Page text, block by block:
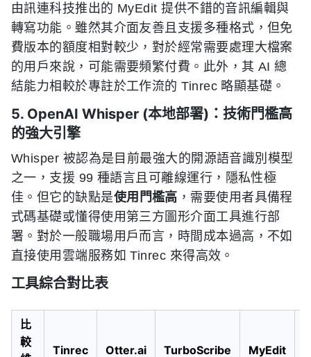
由訊連科技推出的 MyEdit 提供不錯的音訊編輯與
轉寫功能。雖然其介面友善且支援多種格式，但免
費版本的額度相對較少，對於經常需要處理大檔案
的用戶來說，可能需要頻繁付費。此外，其 AI 總
結能力相較於專註於工作流的 Tinrec 略顯基礎。
5. OpenAI Whisper (本地部署)：技術門檻高
的強大引擎
Whisper 被認為是目前最強大的開源語音識別模型
之一，支援 99 種語言且可離線運行，隱私性極
佳。但它的缺點是使用門檻高 ，需要使用者具備程
式碼基礎或懂得使用第三方圖形介面工具進行部
署。對於一般職場用戶而言，時間成本過高，不如
直接使用雲端服務如 Tinrec 來得高效。
工具綜合對比表
比
較
Tinrec Otter.ai TurboScribe MyEdit